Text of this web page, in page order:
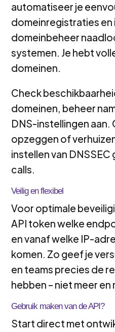
automatiseer je
domeinregistraties en
domeinbeheer
systemen. Je hebt
domeinen.
Check
domeinen, beheer
DNS-instellingen aan.
opzeggen of
instellen van DNSSEC
calls.
Veilig en flexibel
Voor optimale
API token welke
en vanaf welke IP-
komen. Zo geef je
en teams precies de
hebben – niet meer en
Gebruik maken van de API?
Start direct met